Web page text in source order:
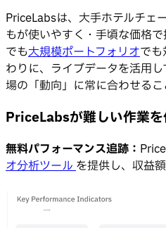
PriceLabsは、大手ホテルチェ
もが使いやすく・手頃な価格
でも大規模ポートフォリオで
わりに、ライブデータを活用
場の「動向」に常に合わせるこ
PriceLabsが難しい作業
無料パフォーマンス追跡：
オ分析ツール を提供し、収益